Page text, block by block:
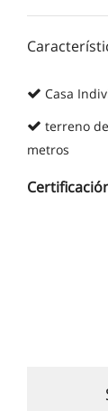
Casa
terreno
metros